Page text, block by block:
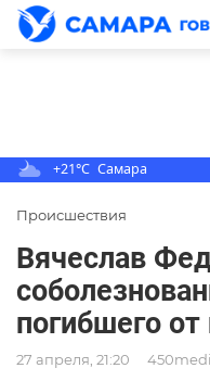
+21°C Самара
Происшествия
Вячеслав
погибшего
27 апреля, 21:20